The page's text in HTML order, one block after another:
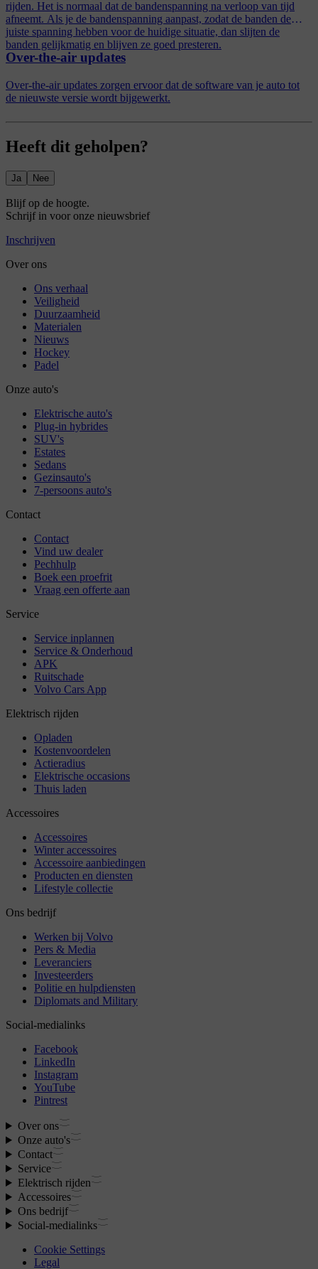
rijden. Het is normaal dat de bandenspanning na verloop van tijd
afneemt. Als je de bandenspanning aanpast, zodat de banden de
juiste spanning hebben voor de huidige situatie, dan slijten de
banden gelijkmatig en blijven ze goed presteren.
Over-the-air updates
Over-the-air updates zorgen ervoor dat de software van je auto tot
de nieuwste versie wordt bijgewerkt.
Heeft dit geholpen?
Ja Nee